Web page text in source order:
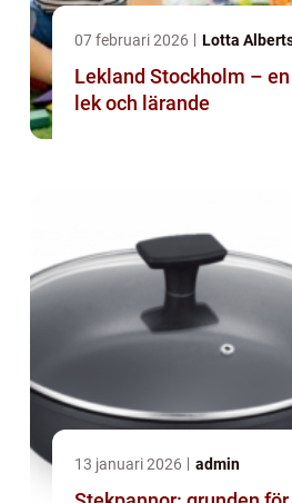
07 februari 2026 Lotta
Lekland Stockholm –
lek och lärande
13 januari 2026 admin